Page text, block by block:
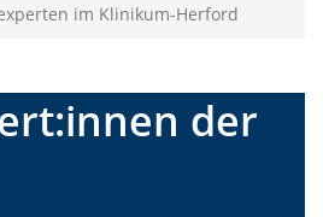
im Klinikum-Herford
der